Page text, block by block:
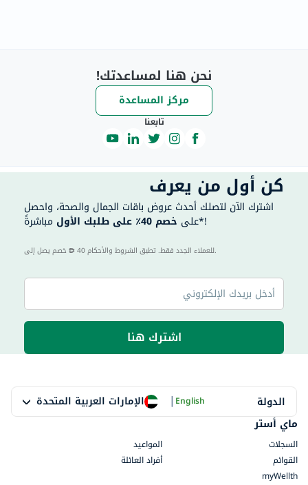
نحن هنا لمساعدتك!
مركز المساعدة
تابعنا
كن أول من يعرف
اشترك الآن لتصلك أحدث عروض باقات الجمال والصحة، واحصل
على خصم 40٪ على طلبك الأول مباشرةً*!
40 للعملاء الجدد فقط. تطبق الشروط والأحكام.
اشترك هنا
الدولة الإمارات العربية المتحدة |English
ماي أستر
السجلات
المواعيد
القوائم
أفراد العائلة
myWellth